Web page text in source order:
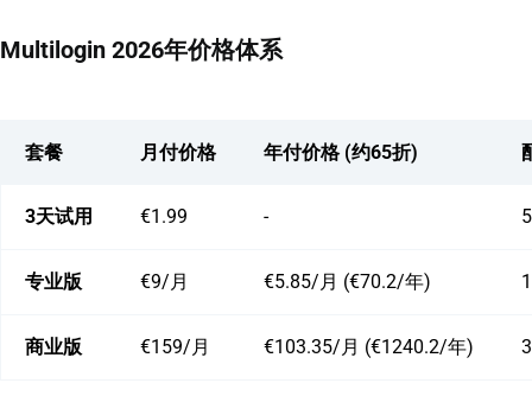
Multilogin 2026年价格体系
套餐 月付价格 年付价格 (约65折)
3天试用 €1.99 -
专业版 €9/月 €5.85/月 (€70.2/年)
商业版 €159/月 €103.35/月 (€1240.2/年)